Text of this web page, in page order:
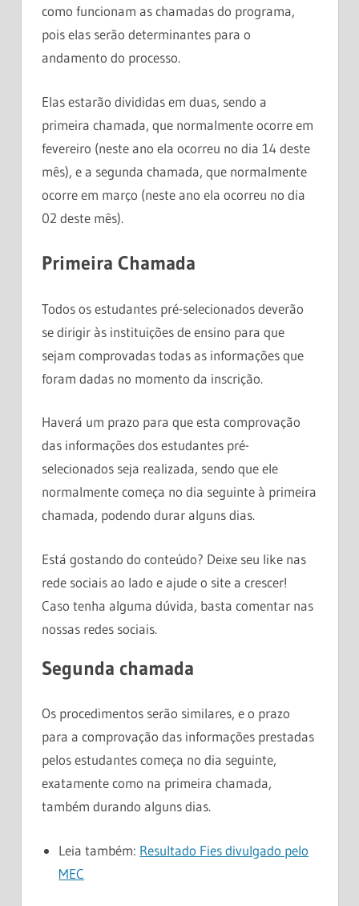
como funcionam as chamadas do programa,
pois elas serão determinantes para o
andamento do processo.
Elas estarão divididas em duas, sendo a
primeira chamada, que normalmente ocorre em
fevereiro (neste ano ela ocorreu no dia 14 deste
mês), e a segunda chamada, que normalmente
ocorre em março (neste ano ela ocorreu no dia
02 deste mês).
Primeira Chamada
Todos os estudantes pré-selecionados deverão
se dirigir às instituições de ensino para que
sejam comprovadas todas as informações que
foram dadas no momento da inscrição.
Haverá um prazo para que esta comprovação
das informações dos estudantes pré-
selecionados seja realizada, sendo que ele
normalmente começa no dia seguinte à primeira
chamada, podendo durar alguns dias.
Está gostando do conteúdo? Deixe seu like nas
rede sociais ao lado e ajude o site a crescer!
Caso tenha alguma dúvida, basta comentar nas
nossas redes sociais.
Segunda chamada
Os procedimentos serão similares, e o prazo
para a comprovação das informações prestadas
pelos estudantes começa no dia seguinte,
exatamente como na primeira chamada,
também durando alguns dias.
Leia também: Resultado Fies divulgado pelo
MEC